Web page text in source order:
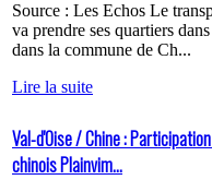
Source : Les Echos Le
va prendre ses quartiers
dans la commune de Ch...
Lire la suite
Val-d'Oise / Chine :
chinois Plainvim...